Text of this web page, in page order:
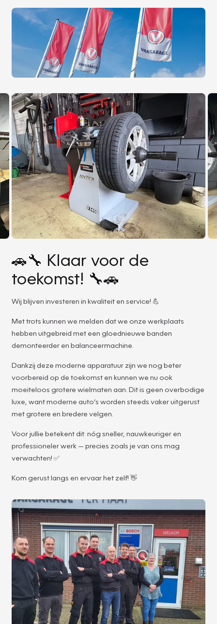
🚗🔧 Klaar voor de
toekomst! 🔧🚗
Wij blijven investeren in kwaliteit en service! 💪
Met trots kunnen we melden dat we onze werkplaats
hebben uitgebreid met een gloednieuwe banden
demonteerder en balanceermachine.
Dankzij deze moderne apparatuur zijn we nog beter
voorbereid op de toekomst en kunnen we nu ook
moeiteloos grotere wielmaten aan. Dit is geen overbodige
luxe, want moderne auto’s worden steeds vaker uitgerust
met grotere en bredere velgen.
Voor jullie betekent dit: nóg sneller, nauwkeuriger en
professioneler werk — precies zoals je van ons mag
verwachten! ✅
Kom gerust langs en ervaar het zelf! 👋